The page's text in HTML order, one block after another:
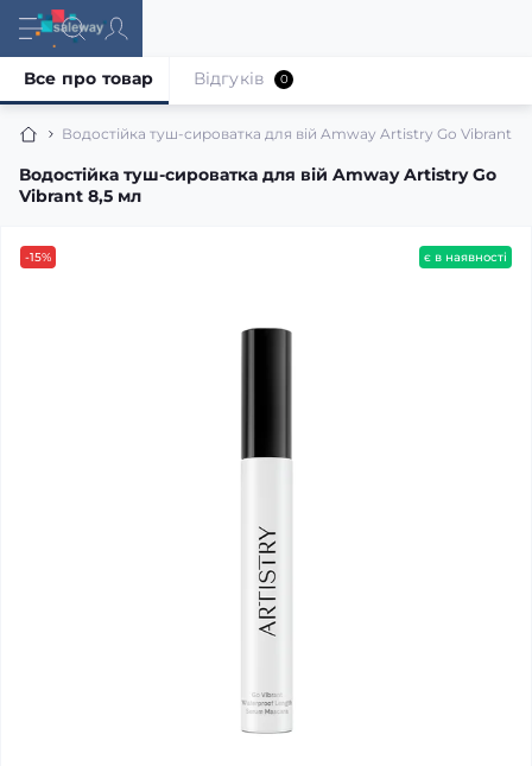
Водостійка туш-сироватка для вій Amway Artistry Go Vibrant
Водостійка туш-сироватка для вій Amway Artistry Go
Vibrant 8,5 мл
Все про товар Відгуків 0
-15% є в наявності